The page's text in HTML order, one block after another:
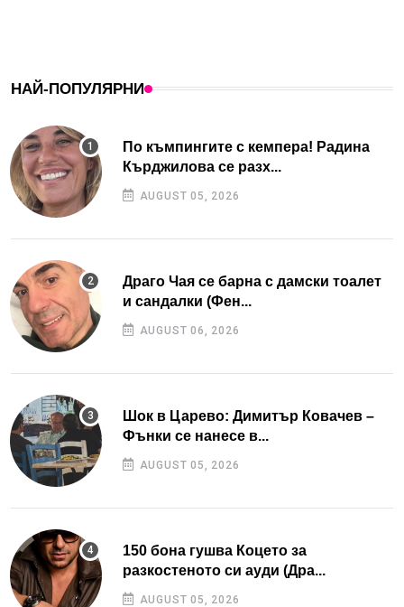
НАЙ-ПОПУЛЯРНИ
По къмпингите с кемпера! Радина
Кърджилова се разх...
AUGUST 05, 2026
Драго Чая се барна с дамски тоалет
и сандалки (Фен...
AUGUST 06, 2026
Шок в Царево: Димитър Ковачев –
Фънки се нанесе в...
AUGUST 05, 2026
150 бона гушва Коцето за
разкостеното си ауди (Дра...
AUGUST 05, 2026